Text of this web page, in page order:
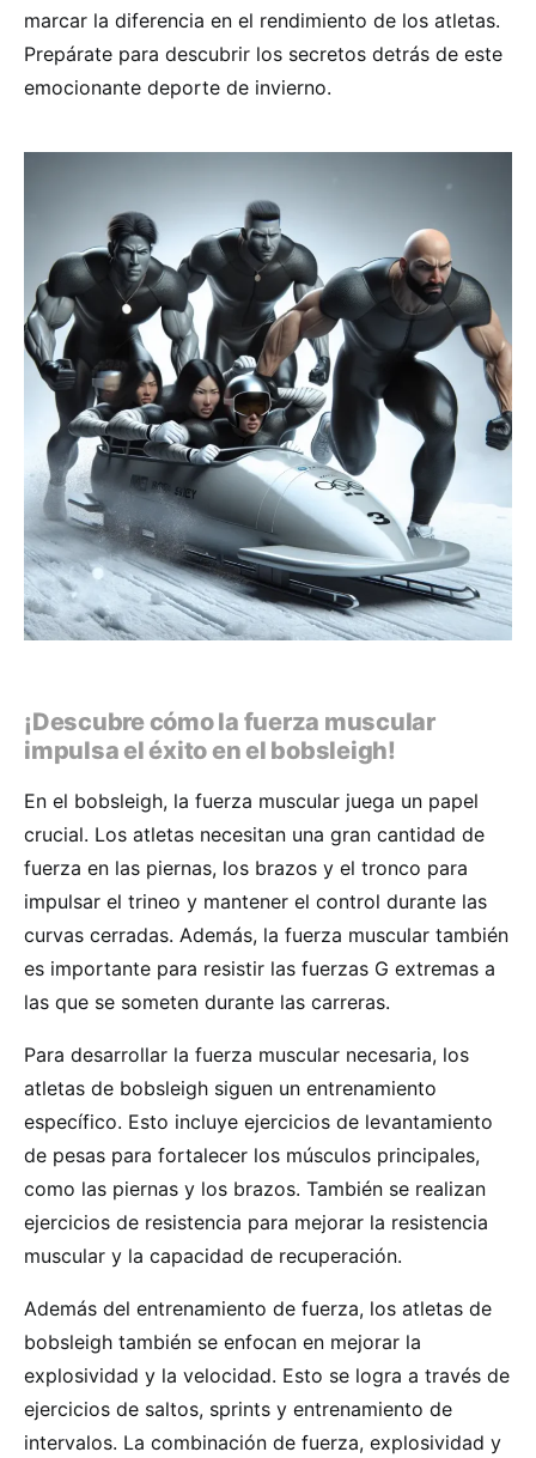
marcar la diferencia en el rendimiento de los atletas.
Prepárate para descubrir los secretos detrás de este
emocionante deporte de invierno.
¡Descubre cómo la fuerza muscular
impulsa el éxito en el bobsleigh!
En el bobsleigh, la fuerza muscular juega un papel
crucial. Los atletas necesitan una gran cantidad de
fuerza en las piernas, los brazos y el tronco para
impulsar el trineo y mantener el control durante las
curvas cerradas. Además, la fuerza muscular también
es importante para resistir las fuerzas G extremas a
las que se someten durante las carreras.
Para desarrollar la fuerza muscular necesaria, los
atletas de bobsleigh siguen un entrenamiento
específico. Esto incluye ejercicios de levantamiento
de pesas para fortalecer los músculos principales,
como las piernas y los brazos. También se realizan
ejercicios de resistencia para mejorar la resistencia
muscular y la capacidad de recuperación.
Además del entrenamiento de fuerza, los atletas de
bobsleigh también se enfocan en mejorar la
explosividad y la velocidad. Esto se logra a través de
ejercicios de saltos, sprints y entrenamiento de
intervalos. La combinación de fuerza, explosividad y